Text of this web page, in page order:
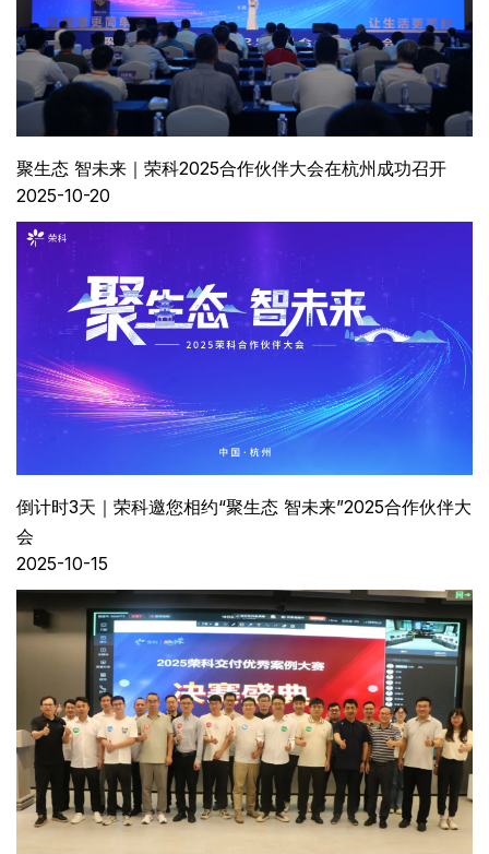
聚生态 智未来｜荣科2025合作伙伴大会在杭州成功召开
2025-10-20
倒计时3天｜荣科邀您相约“聚生态 智未来”2025合作伙伴大
会
2025-10-15